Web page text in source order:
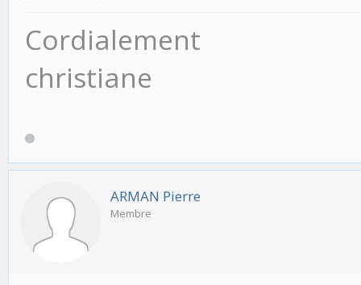
Cordialement
christiane
ARMAN Pierre
Membre